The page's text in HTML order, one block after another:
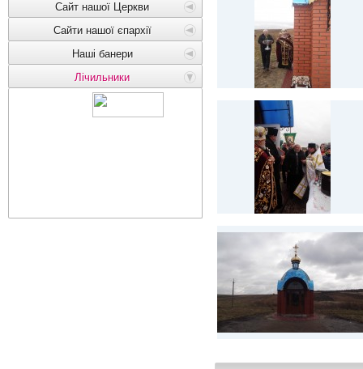
Сайт нашої Церкви
Сайти нашої єпархії
Наші банери
Лічильники